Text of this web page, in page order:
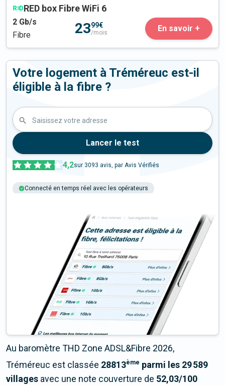
RED box Fibre WiFi 6
2 Gb/s
Fibre
2399€
/mois En savoir +
Votre logement à Tréméreuc est-il
éligible à la fibre ?
Saisissez votre adresse
Lancer le test
4,2sur 3093 avis, par Avis Vérifiés
Connecté en temps réel avec les opérateurs
Au baromètre THD Zone ADSL&Fibre 2026,
Tréméreuc est classée 28813ème parmi les 29 589
villages avec une note couverture de 52,03/100